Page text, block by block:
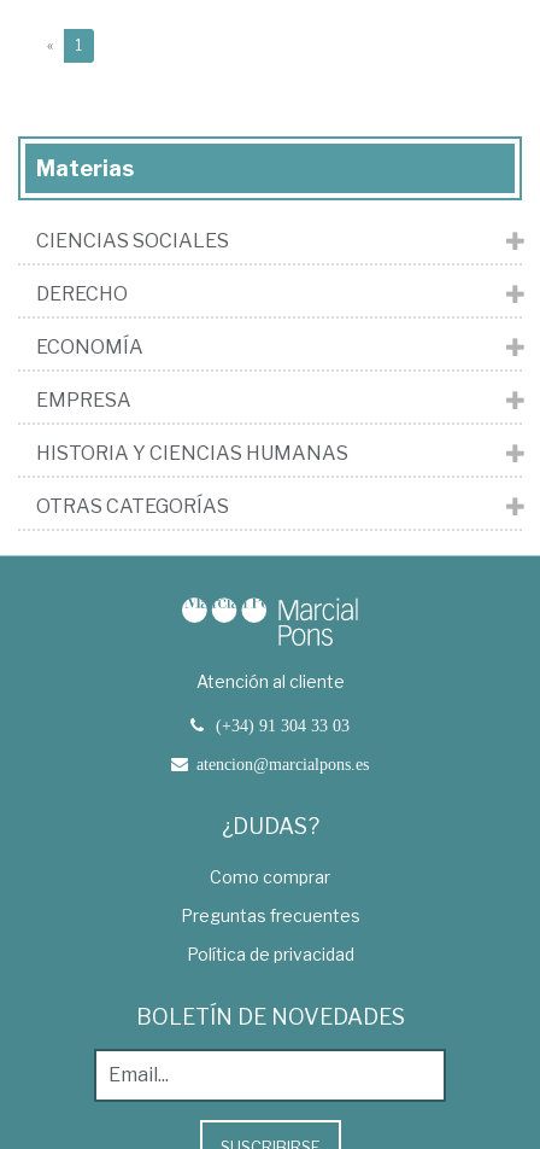
« 1
Materias
CIENCIAS SOCIALES
DERECHO
ECONOMÍA
EMPRESA
HISTORIA Y CIENCIAS HUMANAS
OTRAS CATEGORÍAS
Atención al cliente
(+34) 91 304 33 03
atencion@marcialpons.es
¿DUDAS?
Como comprar
Preguntas frecuentes
Política de privacidad
BOLETÍN DE NOVEDADES